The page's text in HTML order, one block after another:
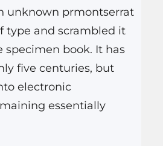
unknown prmontserrat
type and scrambled it
specimen book. It has
five centuries, but
electronic
essentially